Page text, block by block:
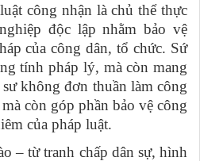
công nhận là chủ thể thực
độc lập nhằm bảo vệ
của công dân, tổ chức. Sứ
tính pháp lý, mà còn mang
không đơn thuần làm công
còn góp phần bảo vệ công
của pháp luật.
– từ tranh chấp dân sự, hình